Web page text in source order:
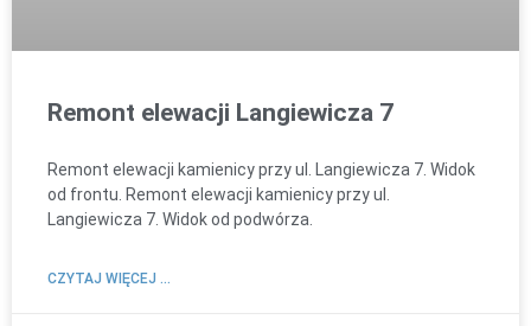
Remont elewacji Langiewicza 7
Remont elewacji kamienicy przy ul. Langiewicza 7. Widok
od frontu. Remont elewacji kamienicy przy ul.
Langiewicza 7. Widok od podwórza.
CZYTAJ WIĘCEJ ...